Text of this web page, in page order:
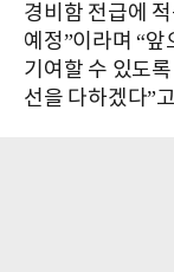
경비함 전급에
예정”이라며 “앞
기여할 수 있도
선을 다하겠다”